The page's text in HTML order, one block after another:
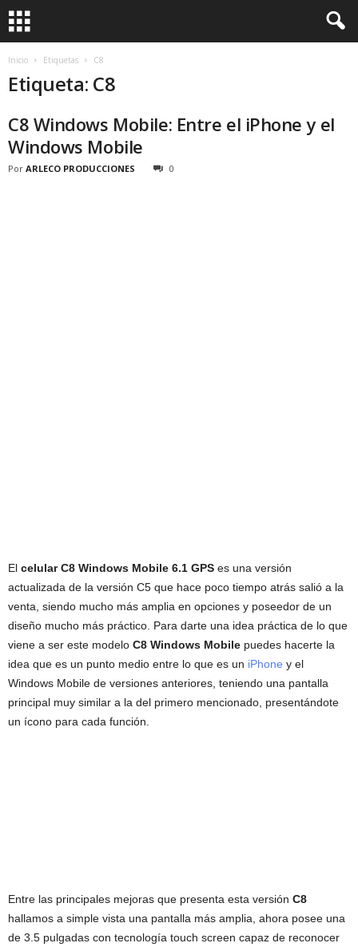
Inicio Etiquetas C8
Etiqueta: C8
C8 Windows Mobile: Entre el iPhone y el
Windows Mobile
Por ARLECO PRODUCCIONES 0
El celular C8 Windows Mobile 6.1 GPS es una versión
actualizada de la versión C5 que hace poco tiempo atrás salió a la
venta, siendo mucho más amplia en opciones y poseedor de un
diseño mucho más práctico. Para darte una idea práctica de lo que
viene a ser este modelo C8 Windows Mobile puedes hacerte la
idea que es un punto medio entre lo que es un iPhone y el
Windows Mobile de versiones anteriores, teniendo una pantalla
principal muy similar a la del primero mencionado, presentándote
un ícono para cada función.
Entre las principales mejoras que presenta esta versión C8
hallamos a simple vista una pantalla más amplia, ahora posee una
de 3.5 pulgadas con tecnología touch screen capaz de reconocer